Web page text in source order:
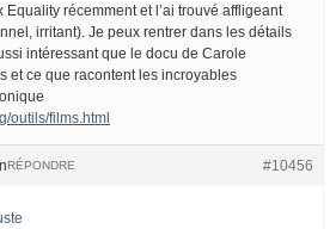
Equality récemment et l’ai trouvé affligeant
irritant). Je peux rentrer dans les détails
intéressant que le docu de Carole
et ce que racontent les incroyables
outils/films.html
#10456
RÉPONDRE